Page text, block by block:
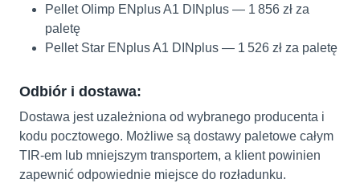
Pellet Olimp ENplus A1 DINplus — 1 856 zł za
paletę
Pellet Star ENplus A1 DINplus — 1 526 zł za paletę
Odbiór i dostawa:
Dostawa jest uzależniona od wybranego producenta i
kodu pocztowego. Możliwe są dostawy paletowe całym
TIR-em lub mniejszym transportem, a klient powinien
zapewnić odpowiednie miejsce do rozładunku.